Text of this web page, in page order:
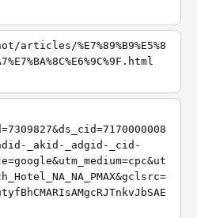
%E7%89%B9%E5%8
_akid-_adgid-_cid-